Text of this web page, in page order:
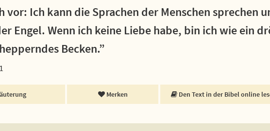
vor: Ich kann die Sprachen der Menschen sprechen
Engel. Wenn ich keine Liebe habe, bin ich wie ein
Becken.”
Merken Den Text in der Bibel online